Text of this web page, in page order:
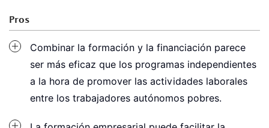
Pros
Combinar la formación y la financiación parece
ser más eficaz que los programas independientes
a la hora de promover las actividades laborales
entre los trabajadores autónomos pobres.